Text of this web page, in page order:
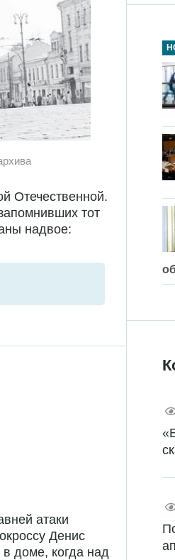
Отечественной.
тот
надвое:
атаки
Денис
доме, когда над